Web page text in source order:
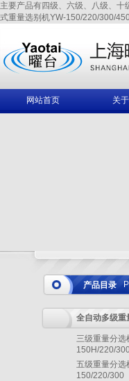
主要产品有四级、六级、八级、
式重量选别机YW-150/220/300/
网站首页 关
产品目录
全自动多级重
三级重量分选
150H/220/
五级重量分选
150/220/300